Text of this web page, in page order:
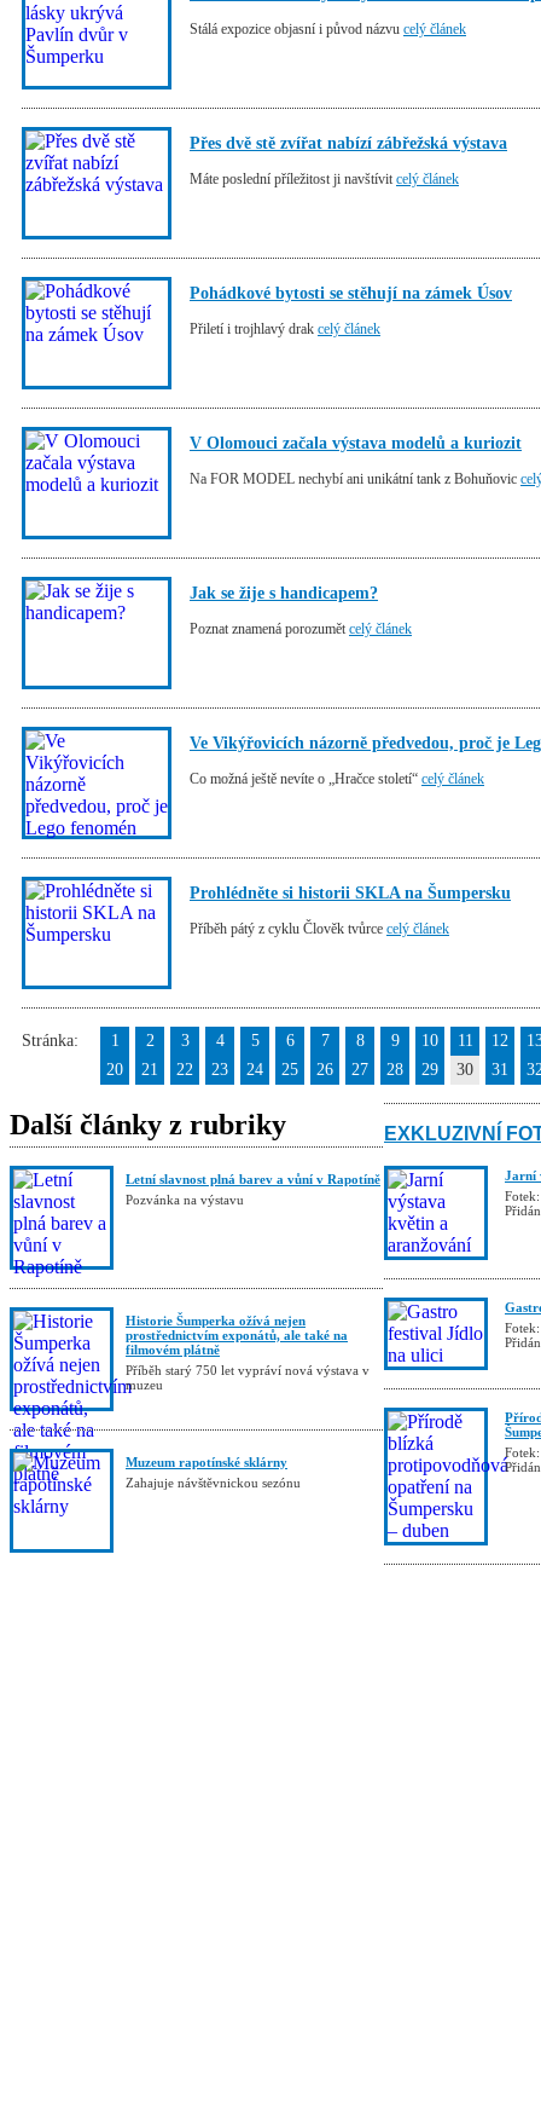
Stálá expozice objasní i původ názvu celý článek
Přes dvě stě zvířat nabízí zábřežská výstava
Máte poslední příležitost ji navštívit celý článek
Pohádkové bytosti se stěhují na zámek Úsov
Přiletí i trojhlavý drak celý článek
V Olomouci začala výstava modelů a kuriozit
Na FOR MODEL nechybí ani unikátní tank z Bohuňovic
Jak se žije s handicapem?
Poznat znamená porozumět celý článek
Ve Vikýřovicích názorně předvedou, proč je
Co možná ještě nevíte o „Hračce století“ celý článek
Prohlédněte si historii SKLA na Šumpersku
Příběh pátý z cyklu Člověk tvůrce celý článek
Stránka: 1 2 3 4 5 6 7 8 9 10 11 12
20
21 22 23 24 25 26 27 28 29 30 31
Další články z rubriky
Letní slavnost plná barev a vůní v Rapotíně
Pozvánka na výstavu
Historie Šumperka ožívá nejen
prostřednictvím exponátů, ale také na
filmovém plátně
Příběh starý 750 let vypráví nová výstava v
muzeu
Muzeum rapotínské sklárny
Zahajuje návštěvnickou sezónu
EXKLUZIVNÍ
Jarní